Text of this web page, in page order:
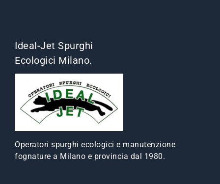
Ideal-Jet Spurghi
Ecologici Milano.
Operatori spurghi ecologici e manutenzione
fognature a Milano e provincia dal 1980.